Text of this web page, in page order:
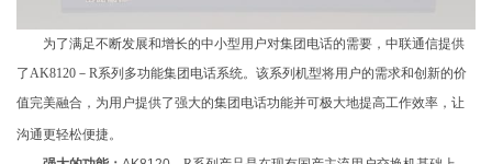
为了满足不断发展和增长的中小型用户对集团电话的需要，中联通信提供
了AK8120 － R系列多功能集团电话系统。该系列机型将用户的需求和创新的价
值完美融合，为用户提供了强大的集团电话功能并可极大地提高工作效率，让
沟通更轻松便捷。